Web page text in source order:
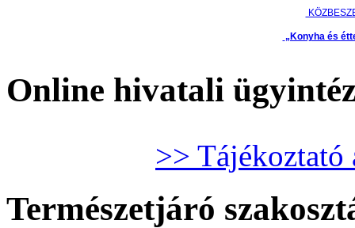
„Konyha és
Online hivatali
>> Tájékoztató
Természetjáró